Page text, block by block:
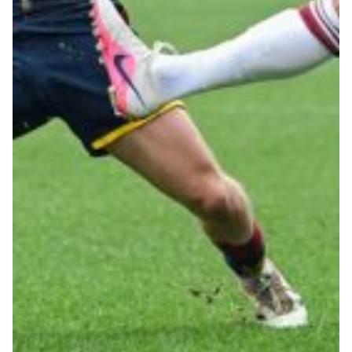
Summer Sale
Mare
Party
Isolani x Genoa
Gift Card Online Store